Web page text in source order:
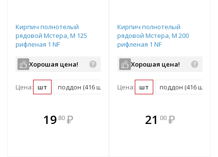
Кирпич полнотелый
рядовой Мстера, М 125
рифленая 1 NF
Хорошая цена!
Цена: шт поддон (416 шт)
19 80 ₽
В комплекте
всегда выгоднее!
Кирпич полнотелый
рядовой Мстера, М 200
рифленая 1 NF
Хорошая цена!
Цена: шт поддон (416 шт)
В комплекте
всегда выгоднее!
21 00 ₽